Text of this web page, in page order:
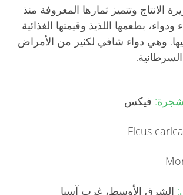
الانتاج وتتميز ثمارها المعروفة منذ
بطعمها اللذيذ وقيمتها الغذائية
وهي دواء شافي لكثير من الأمراض
فيكس
الشرق الأوسط، غرب آسيا